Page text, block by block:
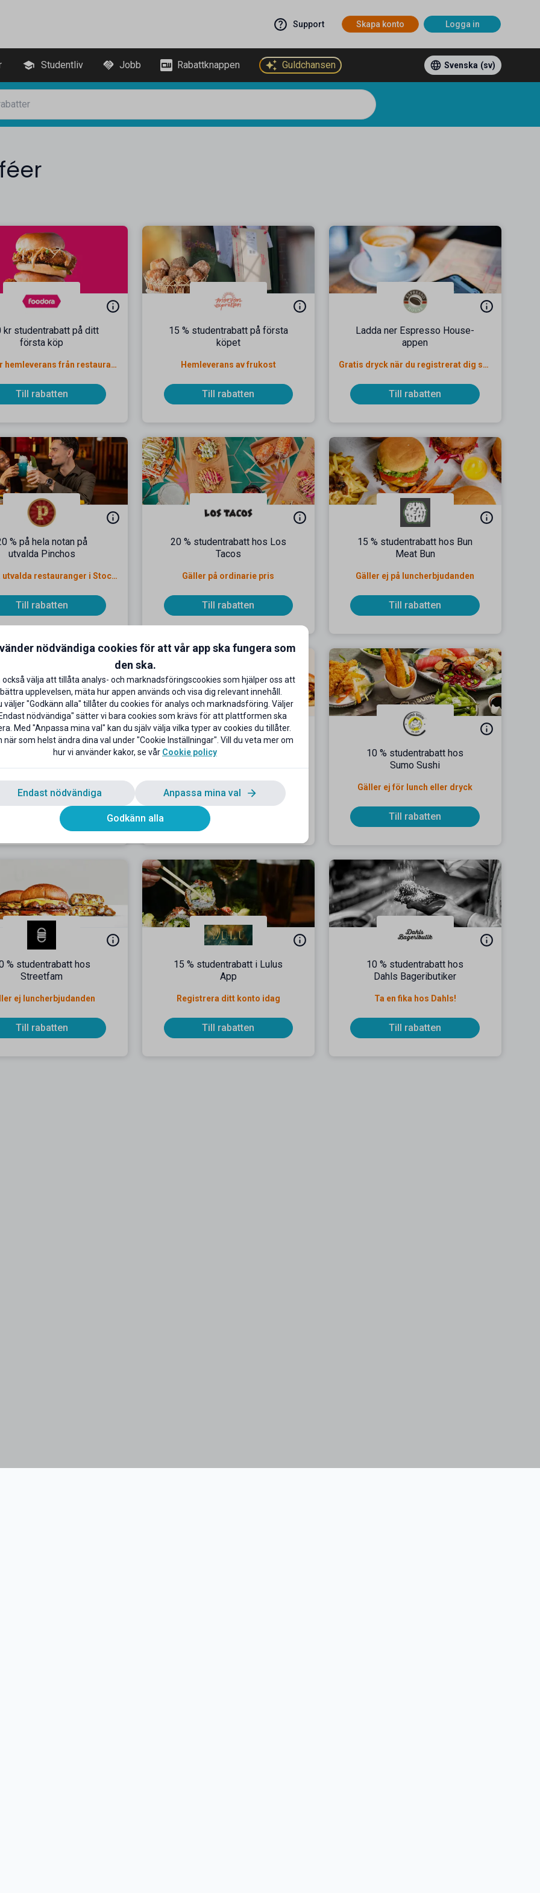
Support Skapa konto Logga in
Studentliv Jobb Rabattknappen Guldchansen Svenska (sv)
kr studentrabatt på ditt
första köp
Gäller för hemleverans från restauranger & butiker
Till rabatten
15 % studentrabatt på första
köpet
Hemleverans av frukost
Till rabatten
Ladda ner Espresso House-
appen
Gratis dryck när du registrerat dig som student
Till rabatten
% på hela notan på
utvalda Pinchos
Gäller på utvalda restauranger i Stockholm
Till rabatten
20 % studentrabatt hos Los
Tacos
Gäller på ordinarie pris
Till rabatten
15 % studentrabatt hos Bun
Meat Bun
Gäller ej på luncherbjudanden
Till rabatten
studentrabatt på hel
sub + dryck
på ordinarie pris
Till rabatten
10 % studentrabatt hos
Brams Burgers Uppsala
Gäller ej vardagar mellan kl. 10-14
Till rabatten
10 % studentrabatt hos
Sumo Sushi
Gäller ej för lunch eller dryck
Till rabatten
% studentrabatt hos
Streetfam
ej luncherbjudanden
Till rabatten
15 % studentrabatt i Lulus
App
Registrera ditt konto idag
Till rabatten
10 % studentrabatt hos
Dahls Bageributiker
Ta en fika hos Dahls!
Till rabatten
nödvändiga cookies för att vår app ska fungera som
den ska.
också välja att tillåta analys- och marknadsföringscookies som hjälper oss att
upplevelsen, mäta hur appen används och visa dig relevant innehåll.
väljer "Godkänn alla" tillåter du cookies för analys och marknadsföring. Väljer
nödvändiga" sätter vi bara cookies som krävs för att plattformen ska
Med "Anpassa mina val" kan du själv välja vilka typer av cookies du tillåter.
när som helst ändra dina val under "Cookie Inställningar". Vill du veta mer om
hur vi använder kakor, se vår Cookie policy
Endast nödvändiga Anpassa mina val
Godkänn alla